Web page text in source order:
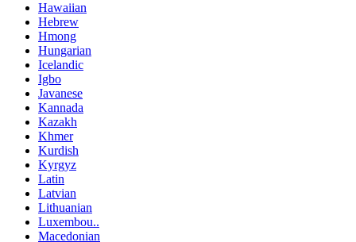
Hawaiian
Hebrew
Hmong
Hungarian
Icelandic
Igbo
Javanese
Kannada
Kazakh
Khmer
Kurdish
Kyrgyz
Latin
Latvian
Lithuanian
Luxembou..
Macedonian